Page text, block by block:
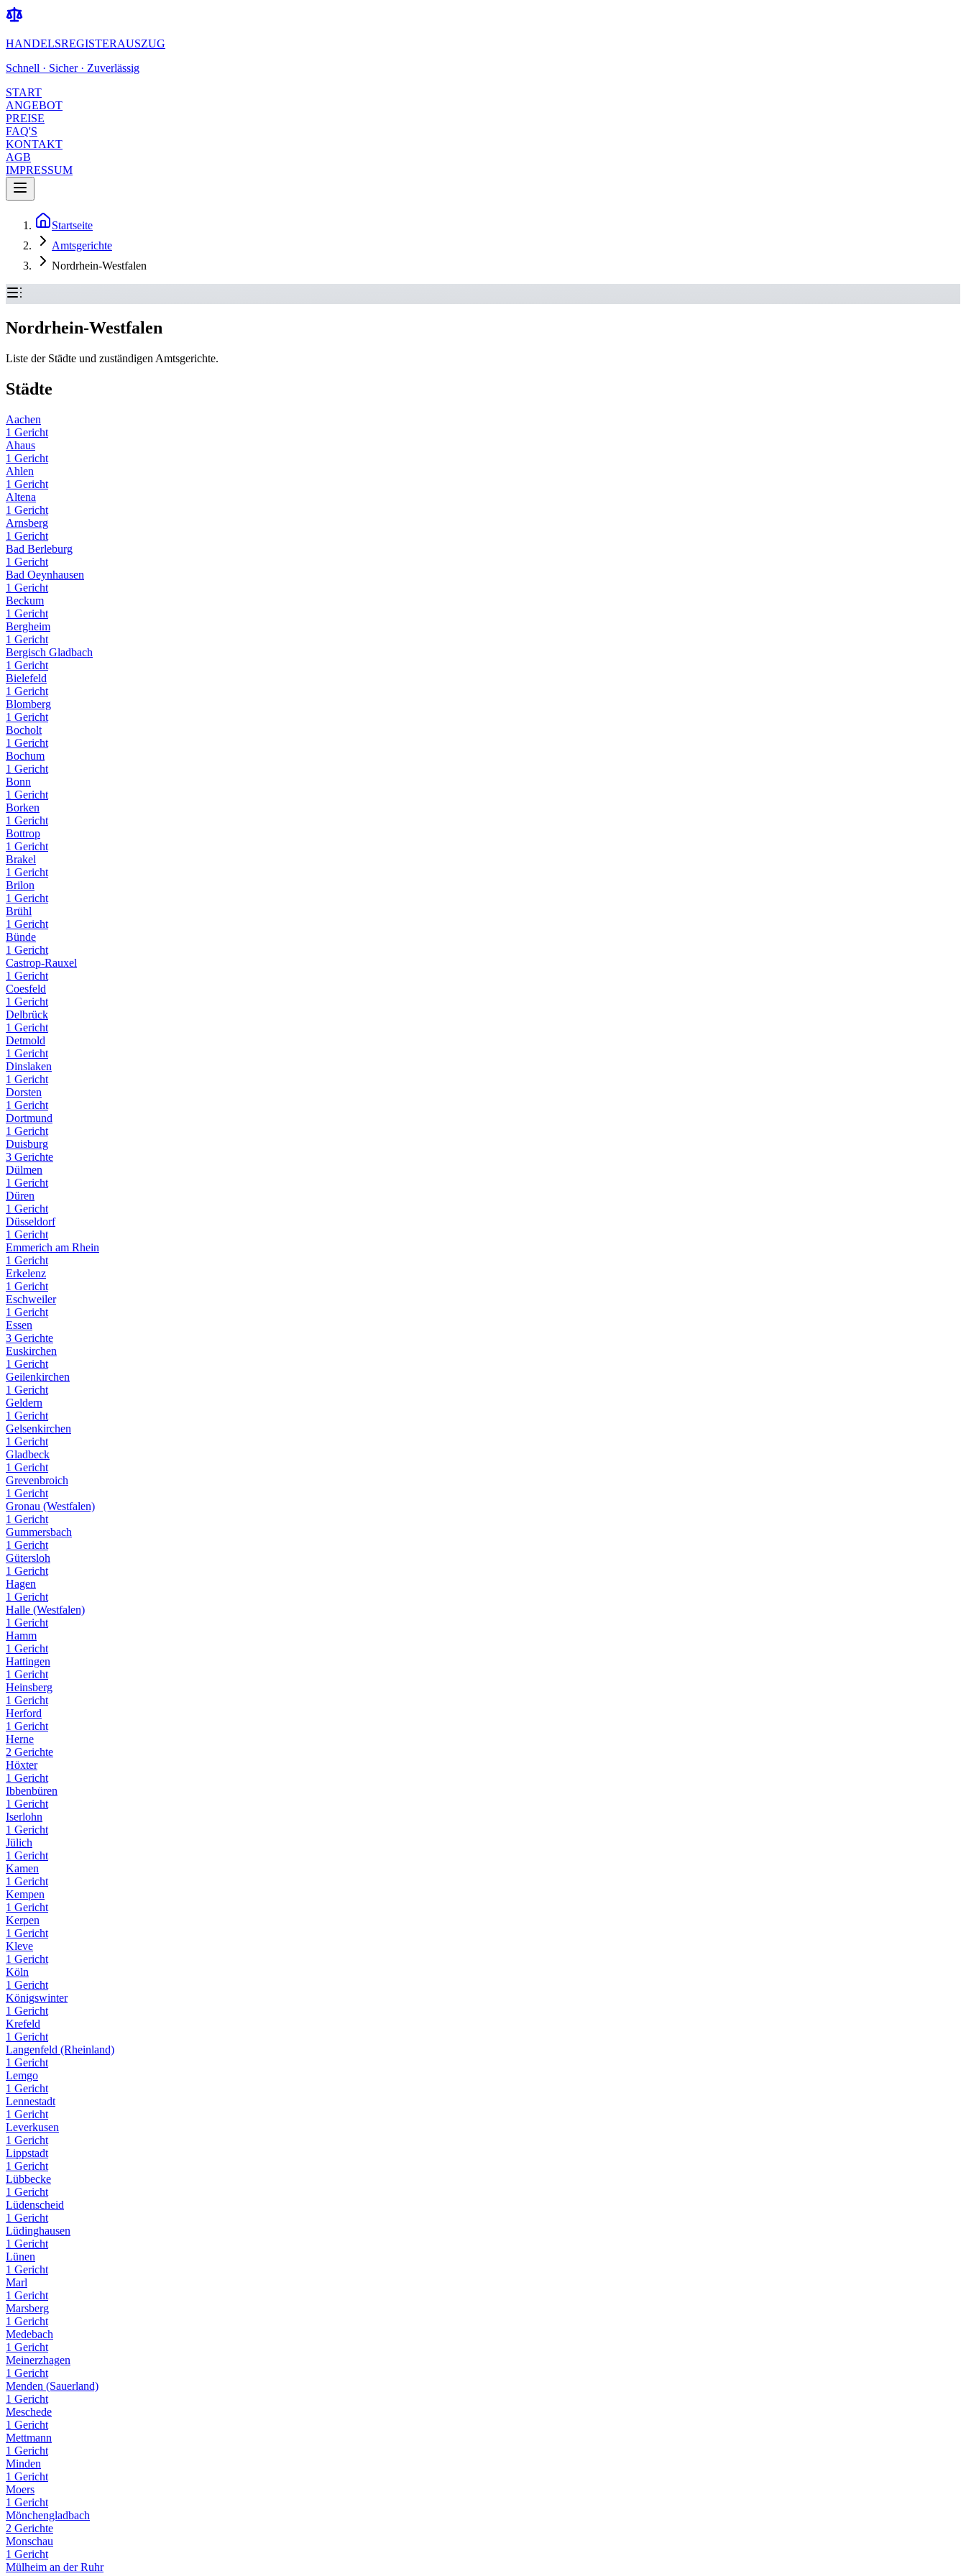
HANDELSREGISTERAUSZUG
Schnell · Sicher · Zuverlässig
START
ANGEBOT
PREISE
FAQ'S
KONTAKT
AGB
IMPRESSUM
Startseite
Amtsgerichte
Nordrhein-Westfalen
Nordrhein-Westfalen
Liste der Städte und zuständigen Amtsgerichte.
Städte
Aachen
1 Gericht
Ahaus
1 Gericht
Ahlen
1 Gericht
Altena
1 Gericht
Arnsberg
1 Gericht
Bad Berleburg
1 Gericht
Bad Oeynhausen
1 Gericht
Beckum
1 Gericht
Bergheim
1 Gericht
Bergisch Gladbach
1 Gericht
Bielefeld
1 Gericht
Blomberg
1 Gericht
Bocholt
1 Gericht
Bochum
1 Gericht
Bonn
1 Gericht
Borken
1 Gericht
Bottrop
1 Gericht
Brakel
1 Gericht
Brilon
1 Gericht
Brühl
1 Gericht
Bünde
1 Gericht
Castrop-Rauxel
1 Gericht
Coesfeld
1 Gericht
Delbrück
1 Gericht
Detmold
1 Gericht
Dinslaken
1 Gericht
Dorsten
1 Gericht
Dortmund
1 Gericht
Duisburg
3 Gerichte
Dülmen
1 Gericht
Düren
1 Gericht
Düsseldorf
1 Gericht
Emmerich am Rhein
1 Gericht
Erkelenz
1 Gericht
Eschweiler
1 Gericht
Essen
3 Gerichte
Euskirchen
1 Gericht
Geilenkirchen
1 Gericht
Geldern
1 Gericht
Gelsenkirchen
1 Gericht
Gladbeck
1 Gericht
Grevenbroich
1 Gericht
Gronau (Westfalen)
1 Gericht
Gummersbach
1 Gericht
Gütersloh
1 Gericht
Hagen
1 Gericht
Halle (Westfalen)
1 Gericht
Hamm
1 Gericht
Hattingen
1 Gericht
Heinsberg
1 Gericht
Herford
1 Gericht
Herne
2 Gerichte
Höxter
1 Gericht
Ibbenbüren
1 Gericht
Iserlohn
1 Gericht
Jülich
1 Gericht
Kamen
1 Gericht
Kempen
1 Gericht
Kerpen
1 Gericht
Kleve
1 Gericht
Köln
1 Gericht
Königswinter
1 Gericht
Krefeld
1 Gericht
Langenfeld (Rheinland)
1 Gericht
Lemgo
1 Gericht
Lennestadt
1 Gericht
Leverkusen
1 Gericht
Lippstadt
1 Gericht
Lübbecke
1 Gericht
Lüdenscheid
1 Gericht
Lüdinghausen
1 Gericht
Lünen
1 Gericht
Marl
1 Gericht
Marsberg
1 Gericht
Medebach
1 Gericht
Meinerzhagen
1 Gericht
Menden (Sauerland)
1 Gericht
Meschede
1 Gericht
Mettmann
1 Gericht
Minden
1 Gericht
Moers
1 Gericht
Mönchengladbach
2 Gerichte
Monschau
1 Gericht
Mülheim an der Ruhr